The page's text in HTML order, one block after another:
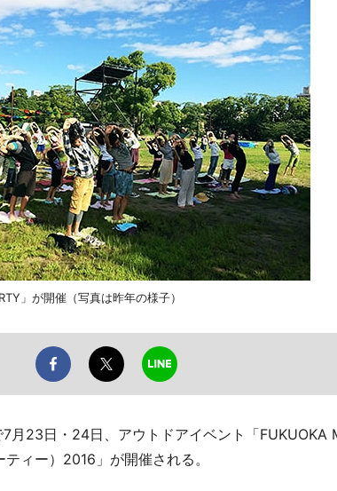
」が開催（写真は昨年の様子）
月23日・24日、アウトドアイベント「FUKUOKA
ィー）2016」が開催される。